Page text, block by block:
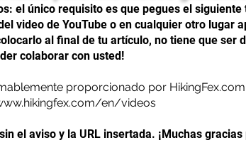
el único requisito es que pegues el siguiente
video de YouTube o en cualquier otro lugar
al final de tu artículo, no tiene que ser
colaborar con usted!
proporcionado por HikingFex.com.
en/videos
el aviso y la URL insertada. ¡Muchas